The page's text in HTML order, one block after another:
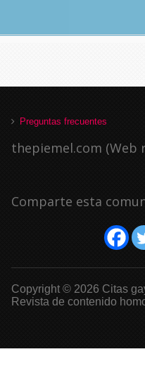
Preguntas frecuentes
thepiemel.com (Web
Comparte esta
Copyright © 2026 Citas
Revista de contenido